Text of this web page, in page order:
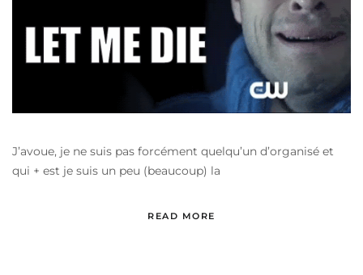
J’avoue, je ne suis pas forcément quelqu’un d’organisé et
qui + est je suis un peu (beaucoup) la
READ MORE